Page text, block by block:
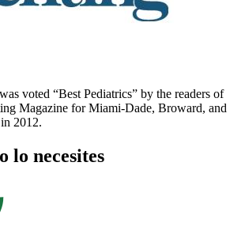
voted “Best Pediatrics” by the readers of
Magazine for Miami-Dade, Broward, and
2012.
lo necesites